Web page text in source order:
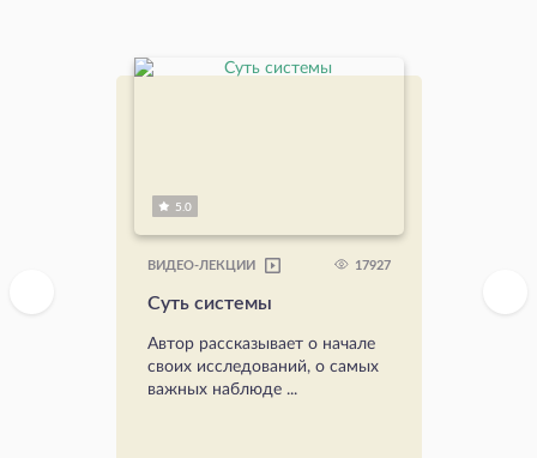
5.0
ВИДЕО-ЛЕКЦИИ 17927
Суть системы
Автор рассказывает о начале
своих исследований, о самых
важных наблюде ...